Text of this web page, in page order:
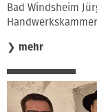
Bad Windsheim
❯ mehr